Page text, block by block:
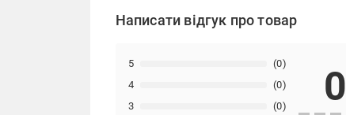
Написати відгук про товар
3 (0)
4 (0)
5 (0)
0